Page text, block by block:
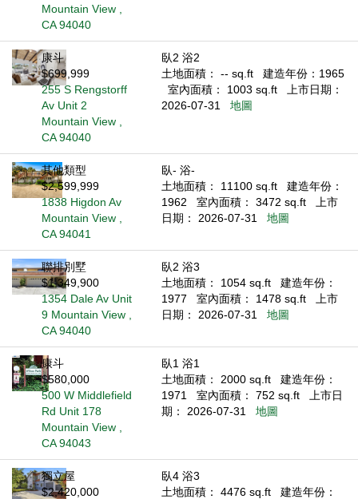
Mountain View ,
CA 94040
康斗
$699,999
255 S Rengstorff
Av Unit 2
Mountain View ,
CA 94040
臥2 浴2
土地面積： -- sq.ft
建造年份：1965
室內面積： 1003 sq.ft
上市日期：
2026-07-31
地圖
其他類型
$2,599,999
1838 Higdon Av
Mountain View ,
CA 94041
臥- 浴-
土地面積： 11100 sq.ft
建造年份：
1962
室內面積： 3472 sq.ft
上市
日期： 2026-07-31
地圖
聯排別墅
$1,349,900
1354 Dale Av Unit
9 Mountain View ,
CA 94040
臥2 浴3
土地面積： 1054 sq.ft
建造年份：
1977
室內面積： 1478 sq.ft
上市
日期： 2026-07-31
地圖
康斗
$580,000
500 W Middlefield
Rd Unit 178
Mountain View ,
CA 94043
臥1 浴1
土地面積： 2000 sq.ft
建造年份：
1971
室內面積： 752 sq.ft
上市日
期： 2026-07-31
地圖
獨立屋
$2,420,000
臥4 浴3
土地面積： 4476 sq.ft
建造年份：